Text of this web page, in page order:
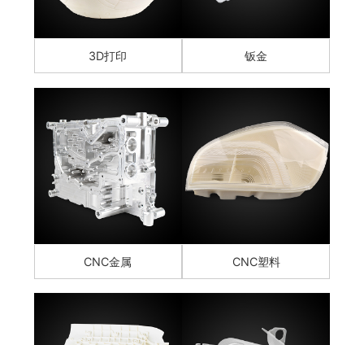
3D打印 钣金
CNC金属 CNC塑料